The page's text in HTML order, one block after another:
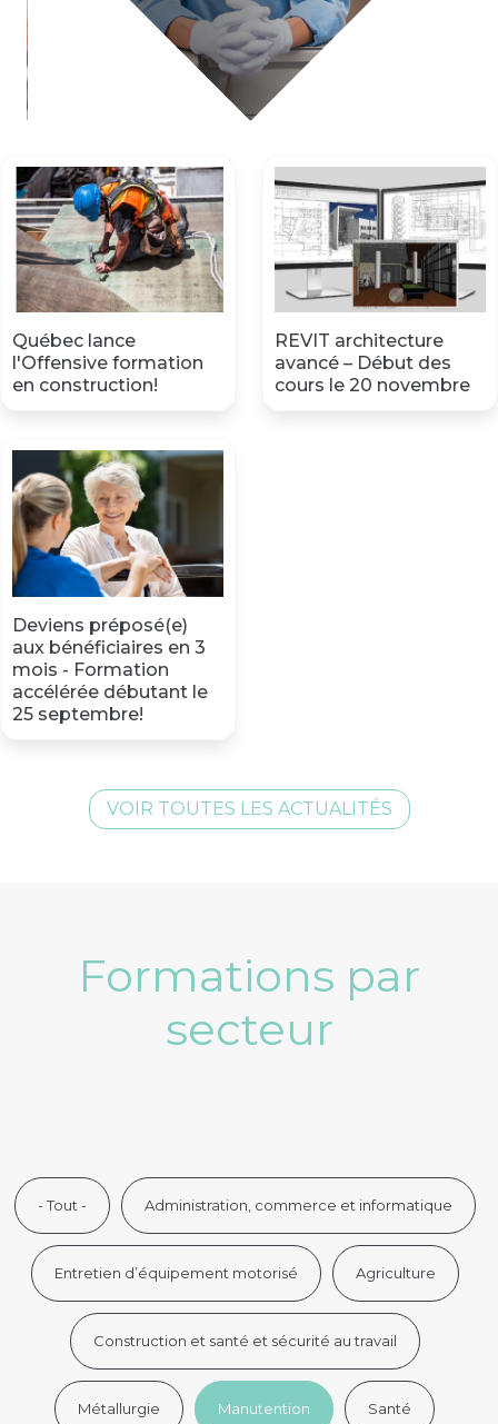
Québec lance
l'Offensive formation
en construction!
REVIT architecture
avancé – Début des
cours le 20 novembre
Deviens préposé(e)
aux bénéficiaires en 3
mois - Formation
accélérée débutant le
25 septembre!
VOIR TOUTES LES ACTUALITÉS
Formations par
secteur
- Tout - Administration, commerce et informatique
Entretien d’équipement motorisé Agriculture
Construction et santé et sécurité au travail
Métallurgie Manutention Santé